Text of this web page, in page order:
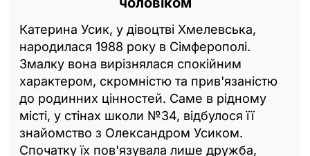
Катерина Усик, у дівоцтві Хмелевська,
народилася 1988 року в Сімферополі.
Змалку вона вирізнялася спокійним
характером, скромністю та прив'язаністю
до родинних цінностей. Саме в рідному
місті, у стінах школи №34, відбулося її
знайомство з Олександром Усиком.
Спочатку їх пов'язувала лише дружба,